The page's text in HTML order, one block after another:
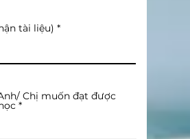
tài liệu)
Chị muốn đạt được